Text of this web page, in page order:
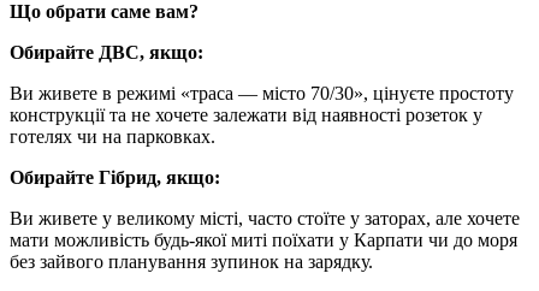
Що обрати саме вам?
Обирайте ДВС, якщо:
Ви живете в режимі «траса — місто 70/30», цінуєте простоту
конструкції та не хочете залежати від наявності розеток у
готелях чи на парковках.
Обирайте Гібрид, якщо:
Ви живете у великому місті, часто стоїте у заторах, але хочете
мати можливість будь-якої миті поїхати у Карпати чи до моря
без зайвого планування зупинок на зарядку.